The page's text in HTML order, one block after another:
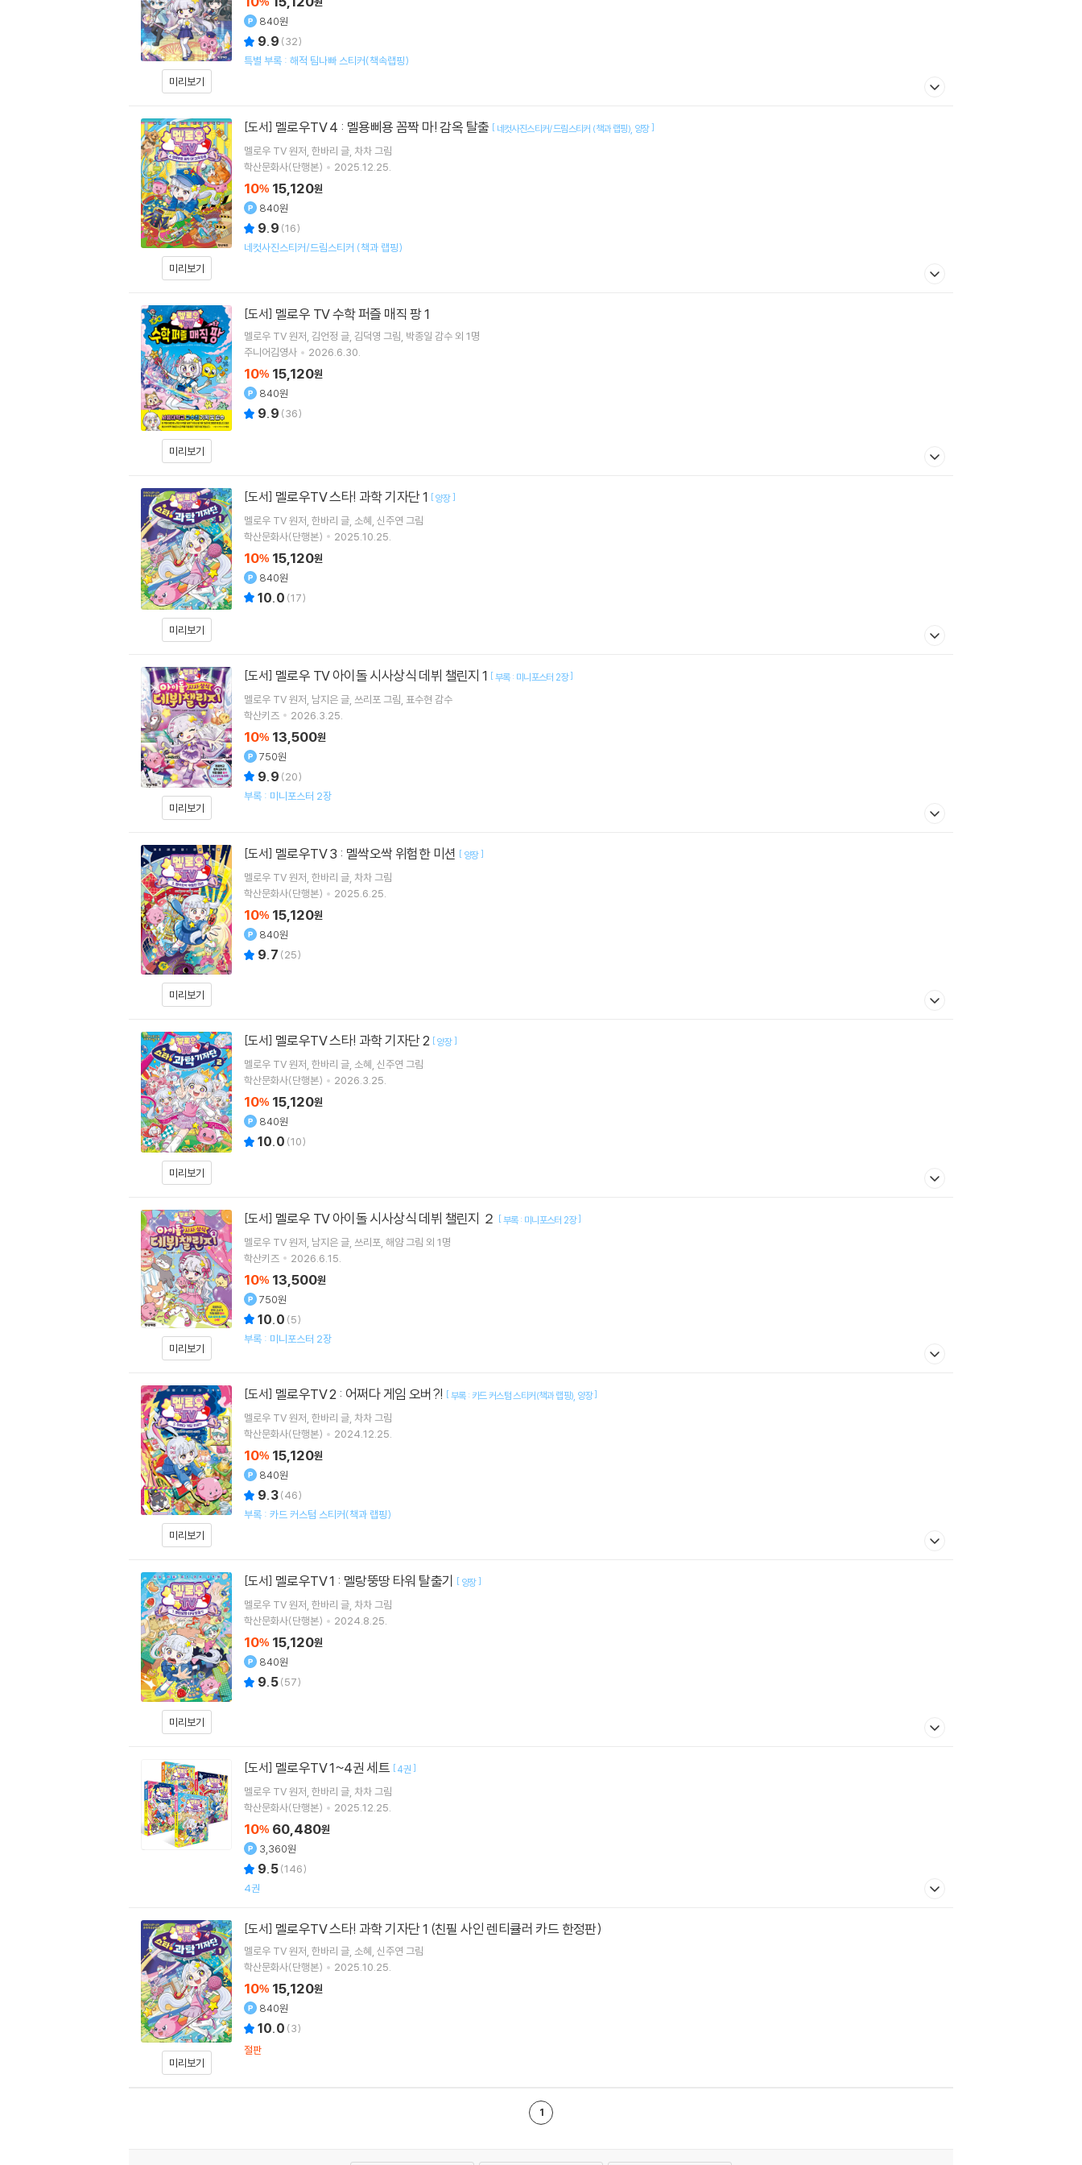
미리보기
840원
9.9 (32)
특별 부록 : 해적 팀나빠 스티커(책속랩핑)
미리보기
[도서] 멜로우TV 4 : 멜용삐용 꼼짝 마! 감옥 탈출 [ 네컷사진스티커/드림스티커 (책과 랩핑) 양장]
멜로우 TV원저 한바리 글 차차그림
학산문화사(단행본)
2025.12.25.
10% 15,120원
840원
9.9 (16)
네컷사진스티커/드림스티커 (책과 랩핑)
미리보기
[도서] 멜로우 TV 수학 퍼즐 매직 팡 1
멜로우 TV원저 김언정 글 김덕영 그림 박종일 감수 외 1명
주니어김영사
2026.6.30.
10% 15,120원
840원
9.9 (36)
미리보기
[도서] 멜로우TV 스타! 과학 기자단 1 [양장]
멜로우 TV원저 한바리 글 소혜 신주연 그림
학산문화사(단행본)
2025.10.25.
10% 15,120원
840원
10.0 (17)
미리보기
[도서] 멜로우 TV 아이돌 시사상식 데뷔 챌린지 1 [부록 : 미니포스터 2장]
멜로우 TV원저 남지은글 쓰리포 그림 표수현 감수
학산키즈
2026.3.25.
10% 13,500원
750원
9.9 (20)
부록 : 미니포스터 2장
미리보기
[도서] 멜로우TV 3 : 멜싹오싹 위험한 미션 [ 양장]
멜로우 TV원저 한바리 글 차차그림
학산문화사(단행본)
2025.6.25.
10% 15,120원
840원
9.7 (25)
미리보기
[도서] 멜로우TV 스타! 과학 기자단 2 [양장]
멜로우 TV원저 한바리 글 소혜 신주연 그림
학산문화사(단행본)
2026.3.25.
10% 15,120원
840원
10.0 (10)
미리보기
[도서] 멜로우 TV 아이돌 시사상식 데뷔 챌린지 ２ [부록 : 미니포스터 2장]
멜로우 TV원저 남지은글 쓰리포 해얌그림 외 1명
학산키즈
2026.6.15.
10% 13,500원
750원
10.0 (5)
부록 : 미니포스터 2장
미리보기
[도서] 멜로우TV 2 : 어쩌다 게임 오버?! [부록 : 카드 커스텀 스티커(책과 랩핑) 양장]
멜로우 TV원저 한바리 글 차차그림
학산문화사(단행본)
2024.12.25.
10% 15,120원
840원
9.3(46)
부록 : 카드 커스텀 스티커(책과 랩핑)
미리보기
[도서] 멜로우TV 1 : 멜랑뚱땅 타워 탈출기 [ 양장]
멜로우 TV원저 한바리 글 차차그림
학산문화사(단행본)
2024.8.25.
10% 15,120원
840원
9.5(57)
[도서] 멜로우TV 1~4권 세트 [4권 ]
멜로우 TV원저 한바리 글 차차그림
학산문화사(단행본)
2025.12.25.
10% 60,480원
3,360원
9.5(146)
4권
미리보기
[도서] 멜로우TV 스타! 과학 기자단 1 (친필 사인 렌티큘러 카드 한정판)
멜로우 TV원저 한바리 글 소혜 신주연 그림
학산문화사(단행본)
2025.10.25.
10% 15,120원
840원
10.0 (3)
절판
1